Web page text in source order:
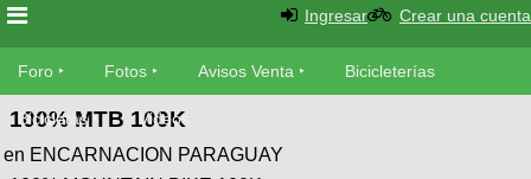
Foro
Foro
Técnica
Fotos
Ingresar Crear una cuenta
Foro Fotos Avisos Venta Bicicleterías
Bicicletas Videos
100% MTB 100K
en ENCARNACION PARAGUAY